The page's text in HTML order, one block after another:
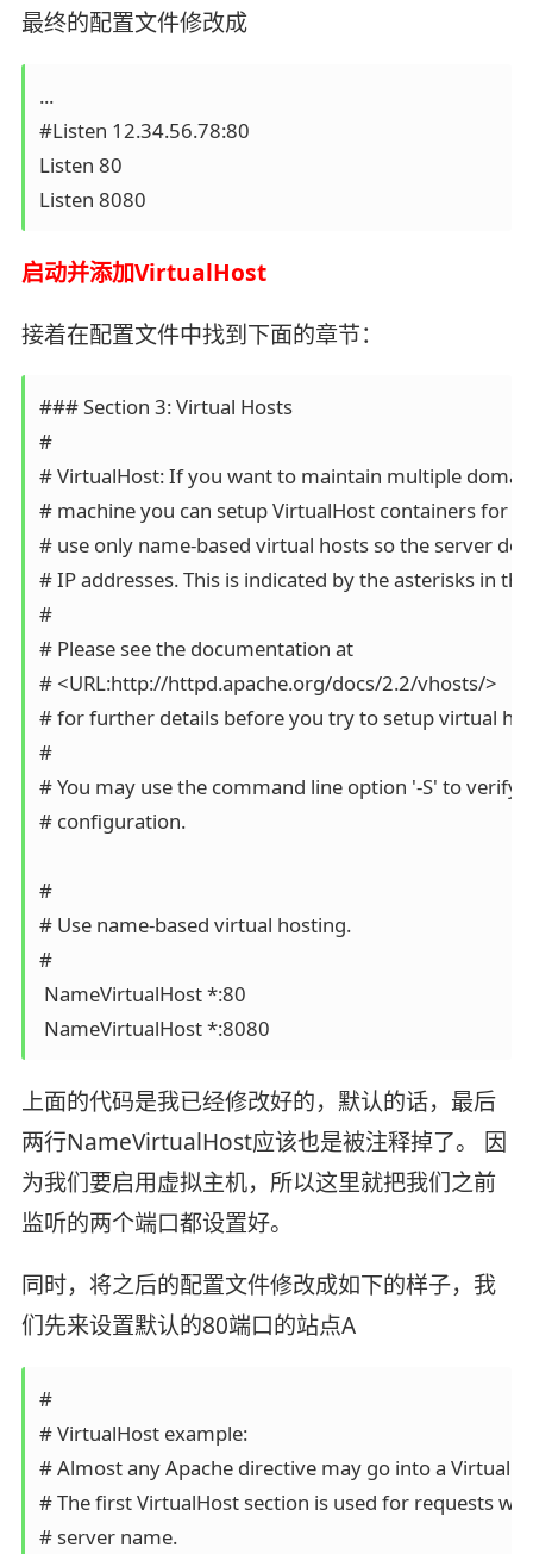
最终的配置文件修改成
...
#Listen 12.34.56.78:80
Listen 80
Listen 8080
启动并添加VirtualHost
接着在配置文件中找到下面的章节：
### Section 3: Virtual Hosts
#
# VirtualHost: If you want to maintain multiple
# machine you can setup VirtualHost containers for
# use only name-based virtual hosts so the server
# IP addresses. This is indicated by the asterisks in
#
# Please see the documentation at
# <URL:http://httpd.apache.org/docs/2.2/vhosts/>
# for further details before you try to setup virtual
#
# You may use the command line option '-S' to verify
# configuration.
#
# Use name-based virtual hosting.
#
NameVirtualHost *:80
NameVirtualHost *:8080
上面的代码是我已经修改好的，默认的话，最后
两行NameVirtualHost应该也是被注释掉了。 因
为我们要启用虚拟主机，所以这里就把我们之前
监听的两个端口都设置好。
同时，将之后的配置文件修改成如下的样子，我
们先来设置默认的80端口的站点A
#
# VirtualHost example:
# Almost any Apache directive may go into a
# The first VirtualHost section is used for requests
# server name.